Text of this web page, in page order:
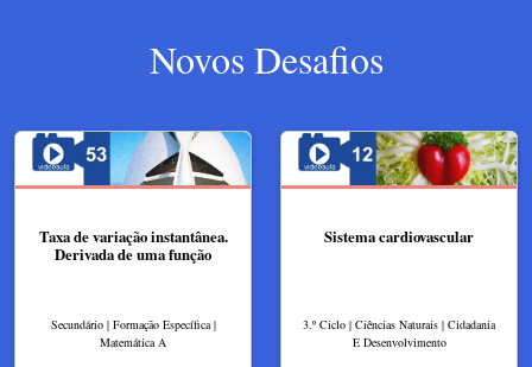
Novos Desafios
Taxa de variação instantânea.
Derivada de uma função
Secundário | Formação Específica |
Matemática A
Sistema cardiovascular
3.º Ciclo | Ciências Naturais | Cidadania
E Desenvolvimento